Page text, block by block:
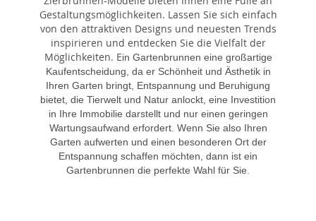
Gestaltungsmöglichkeiten. Lassen Sie sich einfach
von den attraktiven Designs und neuesten Trends
inspirieren und entdecken Sie die Vielfalt der
Möglichkeiten. Ein Gartenbrunnen eine großartige
Kaufentscheidung, da er Schönheit und Ästhetik in
Ihren Garten bringt, Entspannung und Beruhigung
bietet, die Tierwelt und Natur anlockt, eine Investition
in Ihre Immobilie darstellt und nur einen geringen
Wartungsaufwand erfordert. Wenn Sie also Ihren
Garten aufwerten und einen besonderen Ort der
Entspannung schaffen möchten, dann ist ein
Gartenbrunnen die perfekte Wahl für Sie.